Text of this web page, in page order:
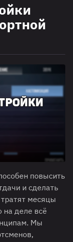
повысить
и сделать
месяцы
на деле всё
Мы